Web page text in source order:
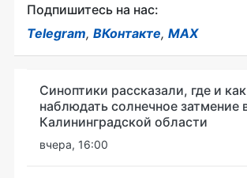
Подпишитесь на нас:
Telegram, ВКонтакте, MAX
Синоптики рассказали, где и
наблюдать солнечное затмение
Калининградской области
вчера, 16:00